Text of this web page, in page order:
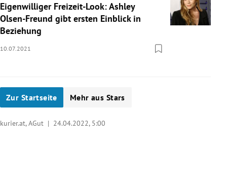
Eigenwilliger Freizeit-Look: Ashley
Olsen-Freund gibt ersten Einblick in
Beziehung
10.07.2021
Zur Startseite Mehr aus Stars
kurier.at, AGut | 24.04.2022, 5:00